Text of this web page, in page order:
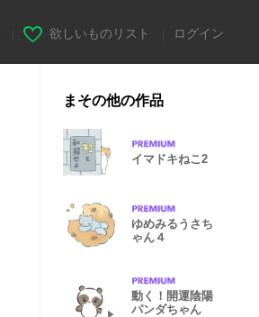
欲しいものリスト ログイン
まその他の作品
イマドキねこ2
ゆめみるうさち
ゃん４
動く！開運陰陽
パンダちゃん